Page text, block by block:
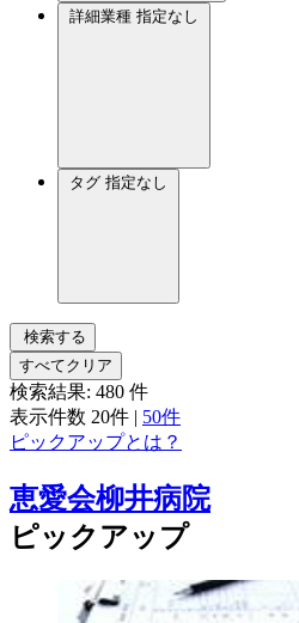
詳細業種 指定なし
タグ 指定なし
検索する
すべてクリア
検索結果: 480 件
表示件数 20件 | 50件
ピックアップとは？
恵愛会柳井病院
ピックアップ